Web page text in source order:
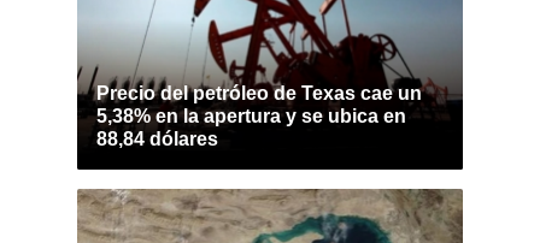
Precio del petróleo de Texas cae un
5,38% en la apertura y se ubica en
88,84 dólares